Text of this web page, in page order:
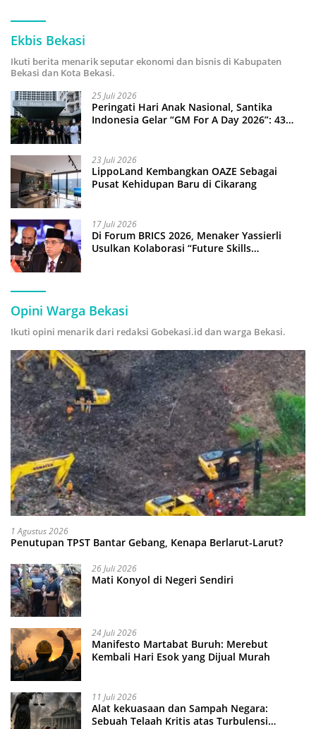
Ekbis Bekasi
Ikuti berita menarik seputar ekonomi dan bisnis di Kabupaten
Bekasi dan Kota Bekasi.
25 Juli 2026
Peringati Hari Anak Nasional, Santika
Indonesia Gelar “GM For A Day 2026”: 43
23 Juli 2026
LippoLand Kembangkan OAZE Sebagai
Pusat Kehidupan Baru di Cikarang
17 Juli 2026
Di Forum BRICS 2026, Menaker Yassierli
Usulkan Kolaborasi “Future Skills
Opini Warga Bekasi
Ikuti opini menarik dari redaksi Gobekasi.id dan warga Bekasi.
1 Agustus 2026
Penutupan TPST Bantar Gebang, Kenapa Berlarut-Larut?
26 Juli 2026
Mati Konyol di Negeri Sendiri
24 Juli 2026
Manifesto Martabat Buruh: Merebut
Kembali Hari Esok yang Dijual Murah
11 Juli 2026
Alat kekuasaan dan Sampah Negara:
Sebuah Telaah Kritis atas Turbulensi